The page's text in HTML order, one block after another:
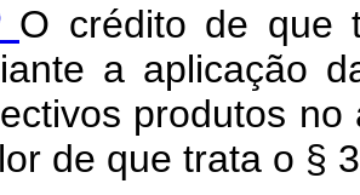
O crédito de que
a aplicação
produtos
de que trata o §